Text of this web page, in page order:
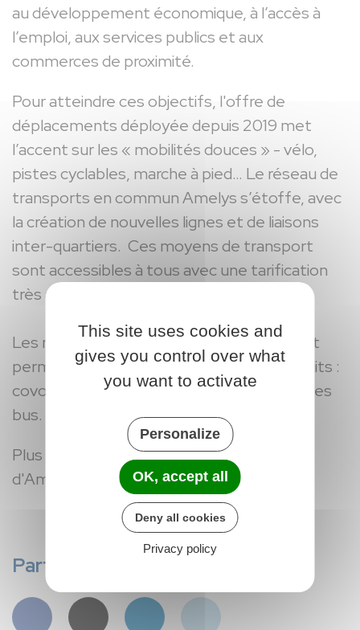
au développement économique, à l’accès à
l’emploi, aux services publics et aux
commerces de proximité.
Pour atteindre ces objectifs, l'offre de
déplacements déployée depuis 2019 met
l’accent sur les « mobilités douces » - vélo,
pistes cyclables, marche à pied… Le réseau de
transports en commun Amelys s’étoffe, avec
la création de nouvelles lignes et de liaisons
inter-quartiers. Ces moyens de transport
sont accessibles à tous avec une tarification
très attractive.
Les nouvelles technologies ont également
permis de créer de nouveaux services inédits :
covoiturage, paiement sans contact dans les
bus.
Plus d'informations sur le site internet
d'Amelys :
https://www.amelys.fr/fr/
Partager
This site uses cookies and
gives you control over what
you want to activate
Personalize
OK, accept all
Deny all cookies
Privacy policy